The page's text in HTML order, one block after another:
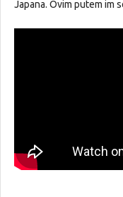
Japana. Ovim putem im